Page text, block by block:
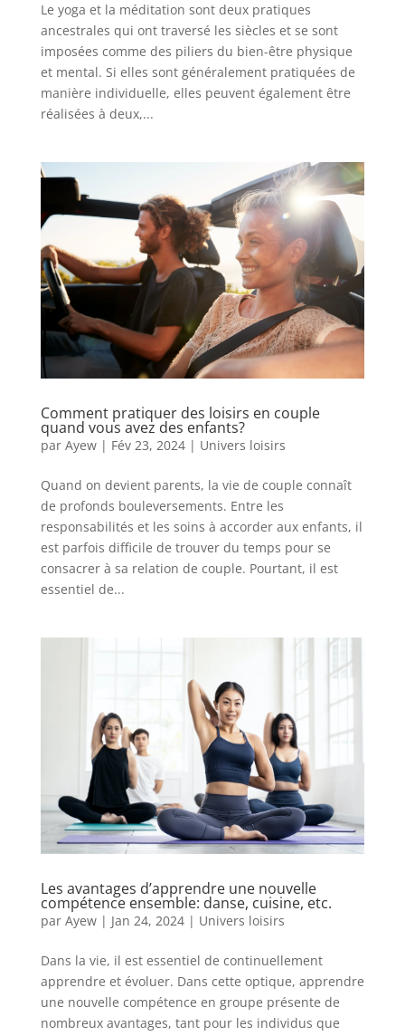
Le yoga et la méditation sont deux pratiques
ancestrales qui ont traversé les siècles et se sont
imposées comme des piliers du bien-être physique
et mental. Si elles sont généralement pratiquées de
manière individuelle, elles peuvent également être
réalisées à deux,...
Comment pratiquer des loisirs en couple
quand vous avez des enfants?
par Ayew| Fév 23, 2024| Univers loisirs
Quand on devient parents, la vie de couple connaît
de profonds bouleversements. Entre les
responsabilités et les soins à accorder aux enfants, il
est parfois difficile de trouver du temps pour se
consacrer à sa relation de couple. Pourtant, il est
essentiel de...
Les avantages d’apprendre une nouvelle
compétence ensemble: danse, cuisine, etc.
par Ayew| Jan 24, 2024| Univers loisirs
Dans la vie, il est essentiel de continuellement
apprendre et évoluer. Dans cette optique, apprendre
une nouvelle compétence en groupe présente de
nombreux avantages, tant pour les individus que